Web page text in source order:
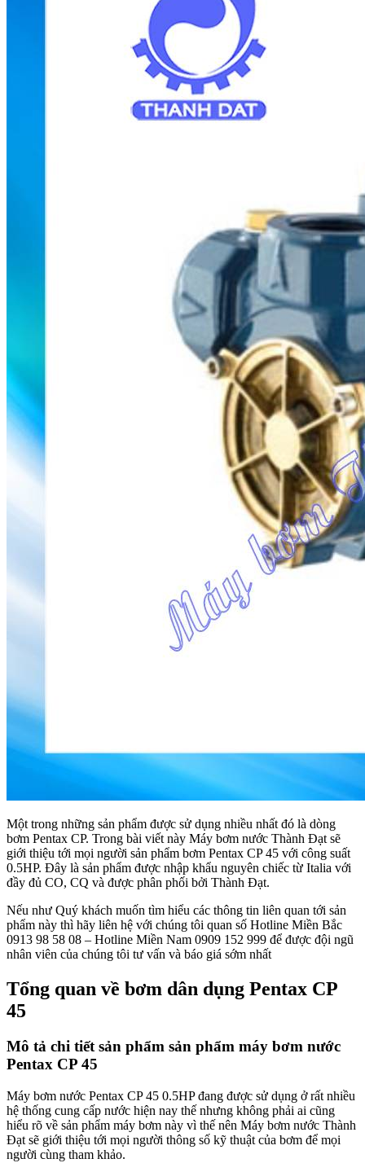
Một trong những sản phẩm được sử dụng nhiều nhất đó là dòng
bơm Pentax CP. Trong bài viết này Máy bơm nước Thành Đạt sẽ
giới thiệu tới mọi người sản phẩm bơm Pentax CP 45 với công suất
0.5HP. Đây là sản phẩm được nhập khẩu nguyên chiếc từ Italia với
đầy đủ CO, CQ và được phân phối bởi Thành Đạt.
Nếu như Quý khách muốn tìm hiểu các thông tin liên quan tới sản
phẩm này thì hãy liên hệ với chúng tôi quan số Hotline Miền Bắc
0913 98 58 08 – Hotline Miền Nam 0909 152 999 để được đội ngũ
nhân viên của chúng tôi tư vấn và báo giá sớm nhất
Tổng quan về bơm dân dụng Pentax CP
45
Mô tả chi tiết sản phẩm sản phẩm máy bơm nước
Pentax CP 45
Máy bơm nước Pentax CP 45 0.5HP đang được sử dụng ở rất nhiều
hệ thống cung cấp nước hiện nay thế nhưng không phải ai cũng
hiểu rõ về sản phẩm máy bơm này vì thế nên Máy bơm nước Thành
Đạt sẽ giới thiệu tới mọi người thông số kỹ thuật của bơm để mọi
người cùng tham khảo.